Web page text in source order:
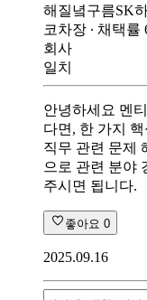
해질녘구름SK
코차장 ∙ 채택률
회사
일치
안녕하세요 멘
다면, 한 가지
직무 관련 문제
으로 관련 분야
주시면 됩니다.
좋아요 0
2025.09.16